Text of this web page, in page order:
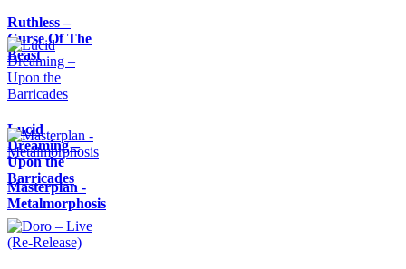
Ruthless –
Curse Of The
Beast
Lucid
Dreaming –
Upon the
Barricades
Masterplan -
Metalmorphosis